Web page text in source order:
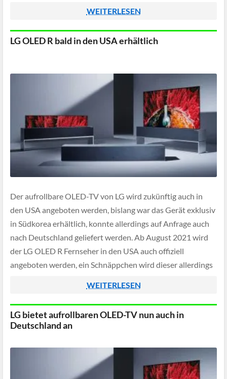
WEITERLESEN
LG OLED R bald in den USA erhältlich
Der aufrollbare OLED-TV von LG wird zukünftig auch in
den USA angeboten werden, bislang war das Gerät exklusiv
in Südkorea erhältlich, konnte allerdings auf Anfrage auch
nach Deutschland geliefert werden. Ab August 2021 wird
der LG OLED R Fernseher in den USA auch offiziell
angeboten werden, ein Schnäppchen wird dieser allerdings
WEITERLESEN
LG bietet aufrollbaren OLED-TV nun auch in
Deutschland an